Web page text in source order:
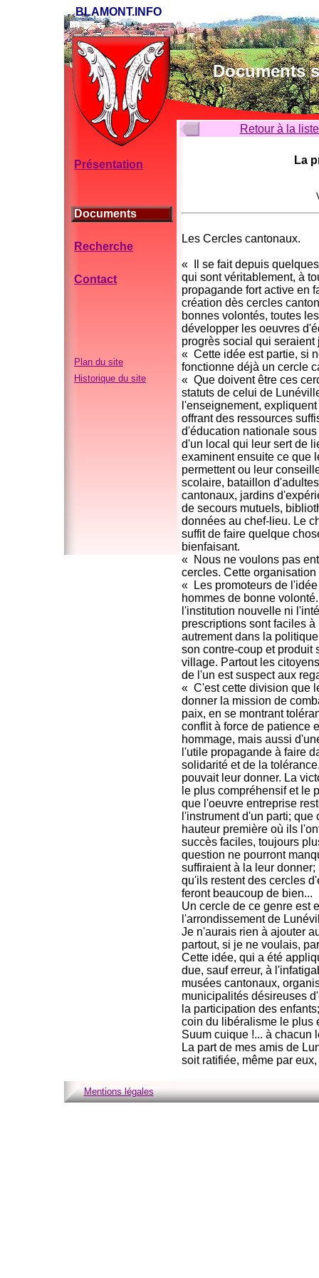
BLAMONT.INFO
Documents
Présentation
Documents
Recherche
Contact
Plan du site
Historique du site
Retour à la
La
Les Cercles cantonaux.
« Il se fait depuis
qui sont véritablement, à
propagande fort active en
création dès cercles
bonnes volontés, toutes
développer les oeuvres
progrès social qui
« Cette idée est partie, si
fonctionne déjà un cercle
« Que doivent être ces
statuts de celui de
l'enseignement,
offrant des ressources
d'éducation nationale
d'un local qui leur sert de
examinent ensuite ce que
permettent ou leur
scolaire, bataillon
cantonaux, jardins
de secours mutuels,
données au chef-lieu. Le
suffit de faire quelque
bienfaisant.
« Nous ne voulons pas
cercles. Cette
« Les promoteurs de
hommes de bonne
l'institution nouvelle ni
prescriptions sont faciles
autrement dans la
son contre-coup et produit
village. Partout les
de l'un est suspect aux
« C'est cette division que
donner la mission de
paix, en se montrant
conflit à force de patience
hommage, mais aussi
l'utile propagande à faire
solidarité et de la
pouvait leur donner. La
le plus compréhensif et le
que l'oeuvre entreprise
l'instrument d'un parti;
hauteur première où ils
succès faciles, toujours
question ne pourront
suffiraient à la leur
qu'ils restent des cercles
feront beaucoup de bien...
Un cercle de ce genre est
l'arrondissement de
Je n'aurais rien à ajouter
partout, si je ne voulais,
Cette idée, qui a été
due, sauf erreur, à
musées cantonaux,
municipalités désireuses
la participation des
coin du libéralisme le plus
Suum cuique !... à chacun
La part de mes amis de
soit ratifiée, même par
Mentions légales